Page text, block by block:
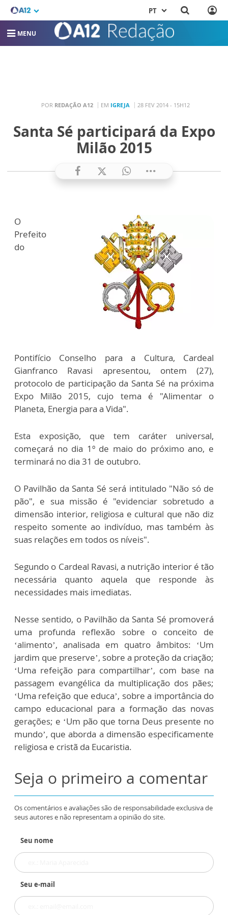
PT
MENU
POR REDAÇÃO A12 EM IGREJA 28 FEV 2014 - 15H12
Santa Sé participará da Expo
Milão 2015
O
Prefeito
do
Pontifício Conselho para a Cultura, Cardeal
Gianfranco Ravasi apresentou, ontem (27),
protocolo de participação da Santa Sé na próxima
Expo Milão 2015, cujo tema é "Alimentar o
Planeta, Energia para a Vida".
Esta exposição, que tem caráter universal,
começará no dia 1º de maio do próximo ano, e
terminará no dia 31 de outubro.
O Pavilhão da Santa Sé será intitulado "Não só de
pão", e sua missão é "evidenciar sobretudo a
dimensão interior, religiosa e cultural que não diz
respeito somente ao indivíduo, mas também às
suas relações em todos os níveis".
Segundo o Cardeal Ravasi, a nutrição interior é tão
necessária quanto aquela que responde às
necessidades mais imediatas.
Nesse sentido, o Pavilhão da Santa Sé promoverá
uma profunda reflexão sobre o conceito de
‘alimento’, analisada em quatro âmbitos: ‘Um
jardim que preserve’, sobre a proteção da criação;
‘Uma refeição para compartilhar’, com base na
passagem evangélica da multiplicação dos pães;
‘Uma refeição que educa’, sobre a importância do
campo educacional para a formação das novas
gerações; e ‘Um pão que torna Deus presente no
mundo’, que aborda a dimensão especificamente
religiosa e cristã da Eucaristia.
Seja o primeiro a comentar
Os comentários e avaliações são de responsabilidade exclusiva de
seus autores e não representam a opinião do site.
Seu nome
Seu e-mail